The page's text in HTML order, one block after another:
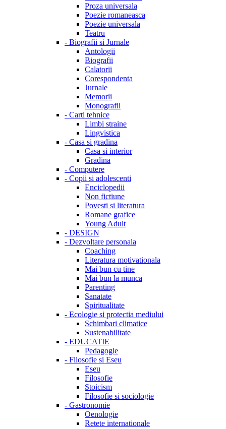
Proza universala
Poezie romaneasca
Poezie universala
Teatru
- Biografii si Jurnale
Antologii
Biografii
Calatorii
Corespondenta
Jurnale
Memorii
Monografii
- Carti tehnice
Limbi straine
Lingvistica
- Casa si gradina
Casa si interior
Gradina
- Computere
- Copii si adolescenti
Enciclopedii
Non fictiune
Povesti si literatura
Romane grafice
Young Adult
- DESIGN
- Dezvoltare personala
Coaching
Literatura motivationala
Mai bun cu tine
Mai bun la munca
Parenting
Sanatate
Spiritualitate
- Ecologie si protectia mediului
Schimbari climatice
Sustenabilitate
- EDUCATIE
Pedagogie
- Filosofie si Eseu
Eseu
Filosofie
Stoicism
Filosofie si sociologie
- Gastronomie
Oenologie
Retete internationale